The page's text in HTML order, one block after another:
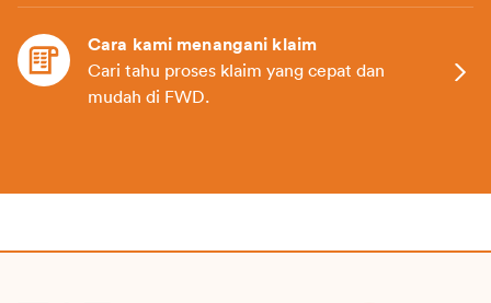
Cara kami menangani klaim
Cari tahu proses klaim yang cepat dan
mudah di FWD.